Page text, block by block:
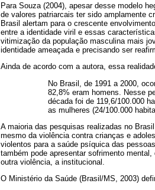
Para Souza (2004), apesar desse modelo
de valores patriarcais ter sido amplamente
Brasil alertam para o crescente
entre a identidade viril e essas
vitimização da população masculina mais
identidade ameaçada e precisando ser
Ainda de acordo com a autora, essa
No Brasil, de 1991 a 2000,
82,8% eram homens. Nesse
década foi de 119,6/100.000
as mulheres (24/100.000
A maioria das pesquisas realizadas no
mesmo da violência contra crianças e
violentos para a saúde psíquica das
também pode apresentar sofrimento
outra violência, a institucional.
O Ministério da Saúde (Brasil/MS, 2003)